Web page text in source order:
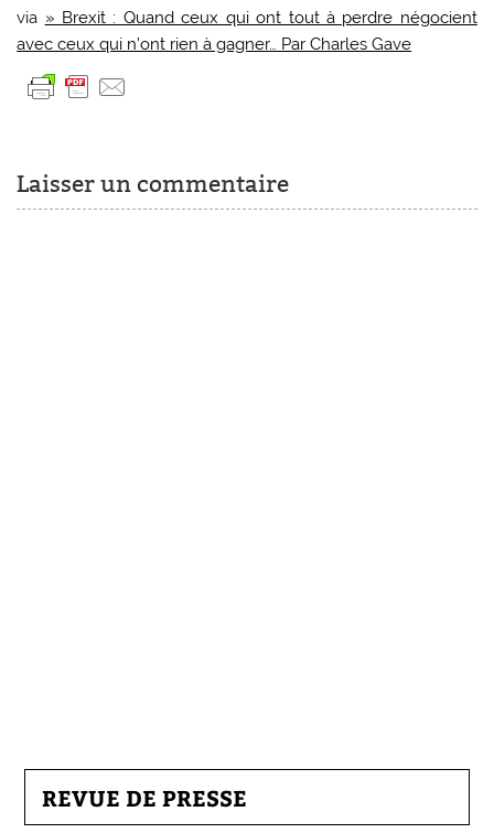
via » Brexit : Quand ceux qui ont tout à perdre négocient
avec ceux qui n’ont rien à gagner… Par Charles Gave
Laisser un commentaire
REVUE DE PRESSE